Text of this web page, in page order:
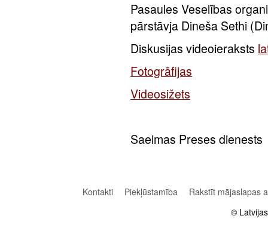
Pasaules Veselības
pārstāvja Dineša Sethi
Diskusijas videoieraksts
Fotogrāfijas
Videosižets
Saeimas Preses dienests
Kontakti Piekļūstamība
Rakstīt mājaslapas
©